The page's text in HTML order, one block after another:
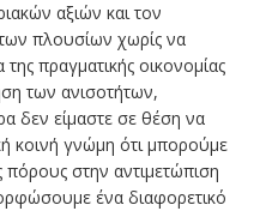
αξιών και τον
πλουσίων χωρίς να
πραγματικής οικονομίας
των ανισοτήτων,
δεν είμαστε σε θέση να
κοινή γνώμη ότι μπορούμε
στην αντιμετώπιση
ένα διαφορετικό